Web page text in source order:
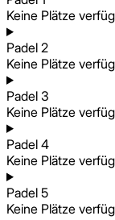
Keine Plätze
Padel 2
Keine Plätze
Padel 3
Keine Plätze
Padel 4
Keine Plätze
Padel 5
Keine Plätze